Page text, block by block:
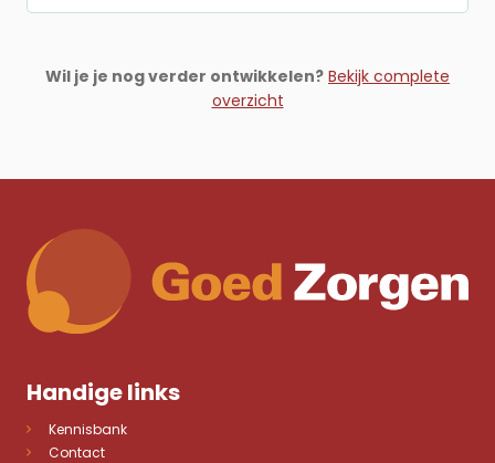
Wil je je nog verder ontwikkelen? Bekijk complete
overzicht
Handige links
Kennisbank
Contact